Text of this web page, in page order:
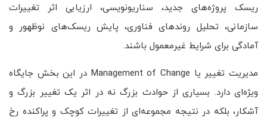
ریسک پروژه‌های جدید، سناریونویسی، ارزیابی اثر تغییرات
سازمانی، تحلیل روندهای فناوری، پایش ریسک‌های نوظهور و
آمادگی برای شرایط غیرمعمول باشند.
مدیریت تغییر یا Management of Change در این بخش جایگاه
ویژه‌ای دارد. بسیاری از حوادث بزرگ نه در اثر یک تغییر بزرگ و
آشکار، بلکه در نتیجه مجموعه‌ای از تغییرات کوچک و پراکنده رخ